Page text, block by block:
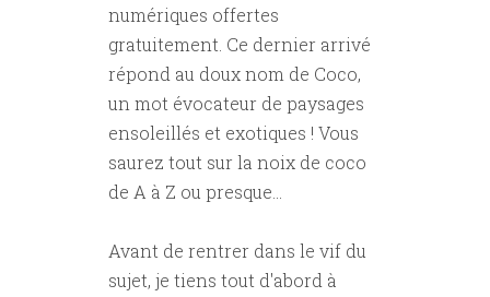
numériques offertes
gratuitement. Ce dernier arrivé
répond au doux nom de Coco,
un mot évocateur de paysages
ensoleillés et exotiques ! Vous
saurez tout sur la noix de coco
de A à Z ou presque...
Avant de rentrer dans le vif du
sujet, je tiens tout d'abord à